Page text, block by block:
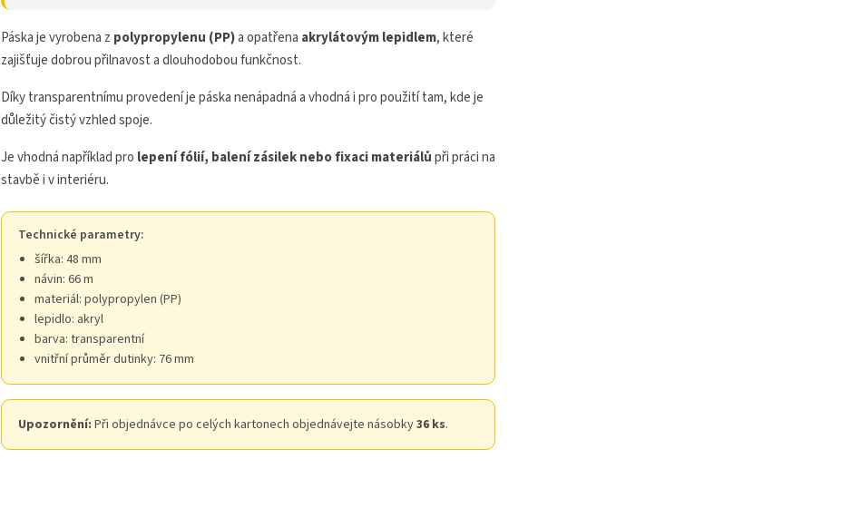
Páska je vyrobena z polypropylenu (PP)a opatřena akrylátovým lepidlem, které
zajišťuje dobrou přilnavost a dlouhodobou funkčnost.
Díky transparentnímu provedení je páska nenápadná a vhodná i pro použití tam, kde je
důležitý čistý vzhled spoje.
Je vhodná například pro lepení fólií, balení zásilek nebo fixaci materiálůpři práci na
stavbě i v interiéru.
Technické parametry:
šířka: 48 mm
návin: 66 m
materiál: polypropylen (PP)
lepidlo: akryl
barva: transparentní
vnitřní průměr dutinky: 76 mm
Upozornění: Při objednávce po celých kartonech objednávejte násobky36 ks.